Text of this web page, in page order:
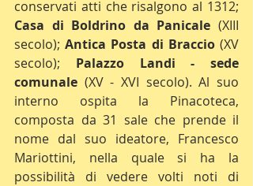
Casa di Boldrino da Panicale (XIII
secolo); Antica Posta di Braccio (XV
secolo); Palazzo Landi - sede
comunale (XV - XVI secolo). Al suo
interno ospita la Pinacoteca,
composta da 31 sale che prende il
nome dal suo ideatore, Francesco
Mariottini, nella quale si ha la
possibilità di vedere volti noti di